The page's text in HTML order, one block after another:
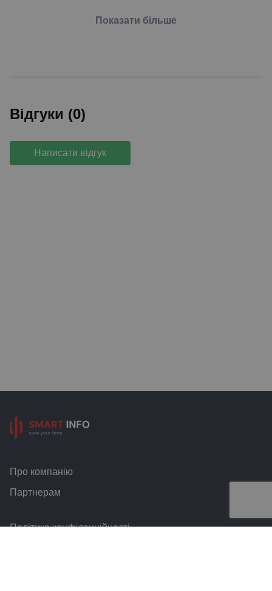
Показати більше
Відгуки (0)
Написати відгук
Про компанію
Партнерам
Політика конфіденційності